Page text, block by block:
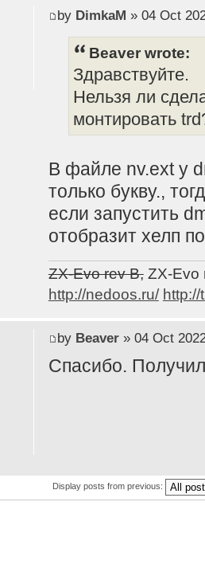
by DimkaM » 04 Oct
Beaver wrote:
Здравствуйте.
Нельзя ли
монтировать
В файле nv.ext у
только букву.,
если запустить
отобразит хелп
ZX-Evo rev B,ZX-Evo
http://nedoos.ru/ http://
by Beaver» 04 Oct
Спасибо.
Display posts from previous: